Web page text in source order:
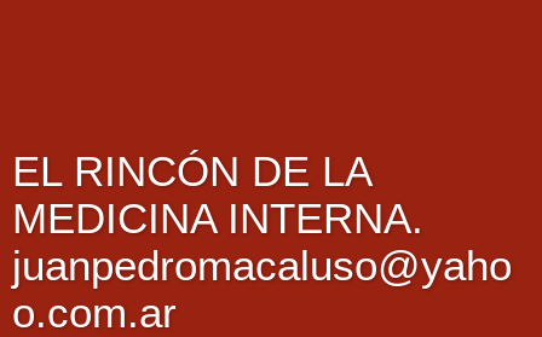
EL RINCÓN DE LA
MEDICINA INTERNA.
juanpedromacaluso@yaho
o.com.ar